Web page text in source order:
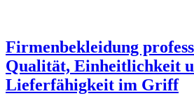
Firmenbekleidung
Qualität, Einheitlichkeit
Lieferfähigkeit im Griff